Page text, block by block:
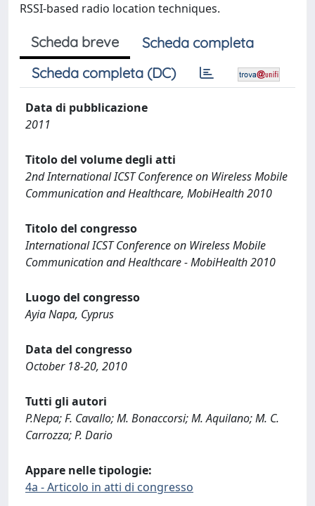
RSSI-based radio location techniques.
Scheda breve
Scheda completa
Scheda completa (DC)
Data di pubblicazione
2011
Titolo del volume degli atti
2nd International ICST Conference on Wireless Mobile
Communication and Healthcare, MobiHealth 2010
Titolo del congresso
International ICST Conference on Wireless Mobile
Communication and Healthcare - MobiHealth 2010
Luogo del congresso
Ayia Napa, Cyprus
Data del congresso
October 18-20, 2010
Tutti gli autori
P.Nepa; F. Cavallo; M. Bonaccorsi; M. Aquilano; M. C.
Carrozza; P. Dario
Appare nelle tipologie:
4a - Articolo in atti di congresso